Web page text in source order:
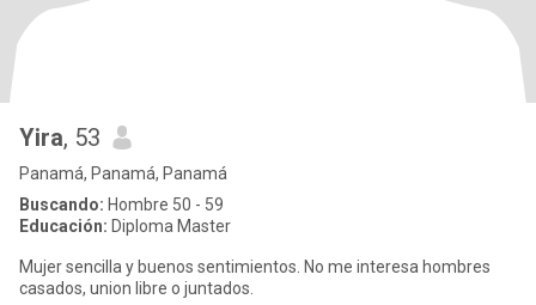
Yira, 53
Panamá, Panamá, Panamá
Buscando: Hombre 50 - 59
Educación: Diploma Master
Mujer sencilla y buenos sentimientos. No me interesa hombres
casados, union libre o juntados.